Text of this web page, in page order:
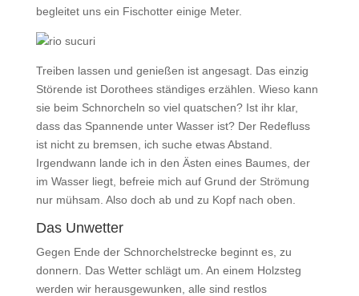
begleitet uns ein Fischotter einige Meter.
Treiben lassen und genießen ist angesagt. Das einzig
Störende ist Dorothees ständiges erzählen. Wieso kann
sie beim Schnorcheln so viel quatschen? Ist ihr klar,
dass das Spannende unter Wasser ist? Der Redefluss
ist nicht zu bremsen, ich suche etwas Abstand.
Irgendwann lande ich in den Ästen eines Baumes, der
im Wasser liegt, befreie mich auf Grund der Strömung
nur mühsam. Also doch ab und zu Kopf nach oben.
Das Unwetter
Gegen Ende der Schnorchelstrecke beginnt es, zu
donnern. Das Wetter schlägt um. An einem Holzsteg
werden wir herausgewunken, alle sind restlos